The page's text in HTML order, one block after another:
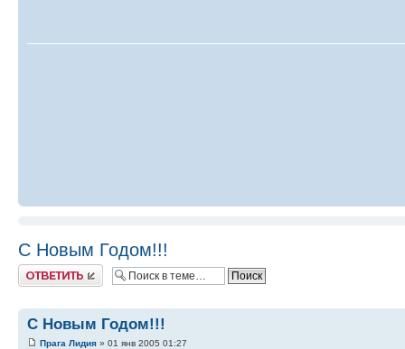
С Новым Годом!!!
Ответить
С Новым Годом!!!
Прага Лидия » 01 янв 2005 01:27